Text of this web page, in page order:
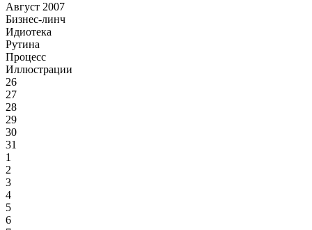
Август 2007
Бизнес-линч
Идиотека
Рутина
Процесс
Иллюстрации
26
27
28
29
30
31
1
2
3
4
5
6